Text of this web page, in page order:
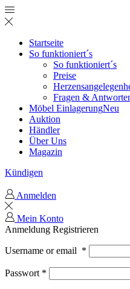
Startseite
So funktioniert´s
So funktioniert´s
Preise
Fragen &
Möbel EinlagerungNeu
Auktion
Händler
Über Uns
Magazin
Kündigen
Anmelden
Mein Konto
Anmeldung Registrieren
Username or email *
Passwort *